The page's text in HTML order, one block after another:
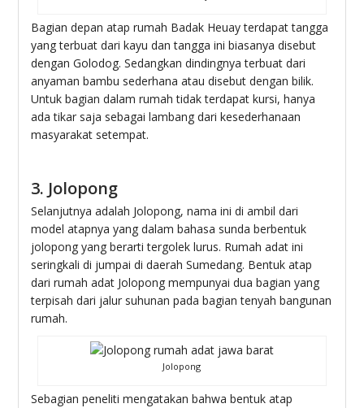
Bagian depan atap rumah Badak Heuay terdapat tangga
yang terbuat dari kayu dan tangga ini biasanya disebut
dengan Golodog. Sedangkan dindingnya terbuat dari
anyaman bambu sederhana atau disebut dengan bilik.
Untuk bagian dalam rumah tidak terdapat kursi, hanya
ada tikar saja sebagai lambang dari kesederhanaan
masyarakat setempat.
3. Jolopong
Selanjutnya adalah Jolopong, nama ini di ambil dari
model atapnya yang dalam bahasa sunda berbentuk
jolopong yang berarti tergolek lurus. Rumah adat ini
seringkali di jumpai di daerah Sumedang. Bentuk atap
dari rumah adat Jolopong mempunyai dua bagian yang
terpisah dari jalur suhunan pada bagian tenyah bangunan
rumah.
Jolopong
Sebagian peneliti mengatakan bahwa bentuk atap